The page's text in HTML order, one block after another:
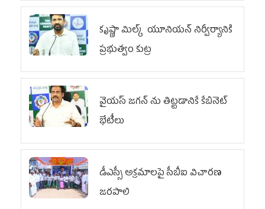
కృష్ణా మిల్క్‌ యూనియన్‌ నిర్వీర్యానికి
ప్రభుత్వం కుట్ర
వైయ‌స్ జగన్‌ ను తిట్టడానికే కేబినెట్‌
భేటీలు
డీఎస్సీ అక్రమాలపై సీబీఐ విచారణ
జరపాలి